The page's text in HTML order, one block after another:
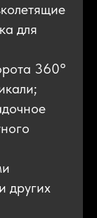
для
360°
других